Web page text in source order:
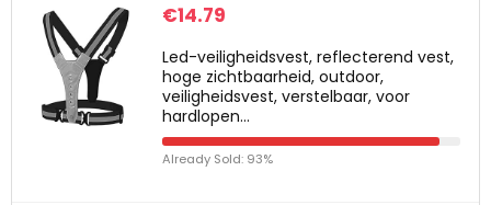
€14.79
Led-veiligheidsvest, reflecterend vest,
hoge zichtbaarheid, outdoor,
veiligheidsvest, verstelbaar, voor
hardlopen…
Already Sold: 93%